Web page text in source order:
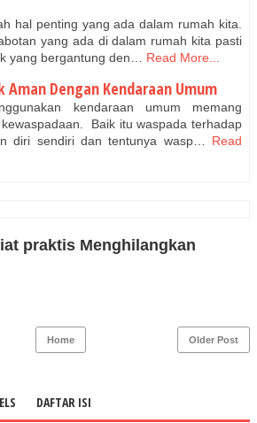
hal penting yang ada dalam rumah kita.
yang ada di dalam rumah kita pasti
yang bergantung den…
Read More...
Aman Dengan Kendaraan Umum
kendaraan umum memang
Baik itu waspada terhadap
diri sendiri dan tentunya wasp…
Read
praktis Menghilangkan
Older Post
Home
DAFTAR ISI